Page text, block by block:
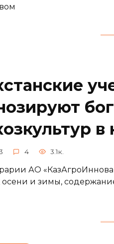
4 3.1к.
АО
и зимы,